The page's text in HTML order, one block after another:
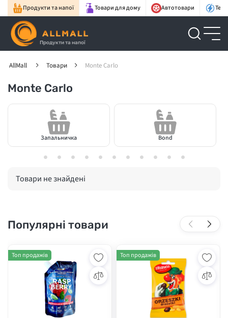
Продукти та напої Товари для дому Автотовари
Продукти та напої
AllMall Товари Monte Carlo
Monte Carlo
Запальничка Bond
Товари не знайдені
Популярні товари
Топ продажів Топ продажів